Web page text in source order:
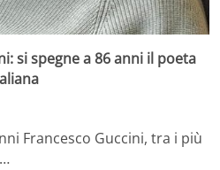
si spegne a 86 anni il poeta
Francesco Guccini, tra i più